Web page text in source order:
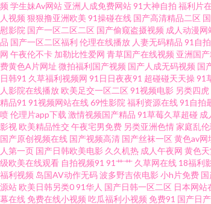
新色色 美国第一福利导航Av 欧美红灯区人妖 人人
堂 韩国三级不卡 久久精品一区 午夜福利国产区
区麻豆视频 99精品综合在线看 综合久色AⅤ日韩精
网 久久精品人妻 欧美日韩激情 久久精品免费领取
福利 成人免费视频网站 东热AV 性爱探花 91美人视
色 亚洲欧洲日本无码 山东省聊城第六中学校徽 日
频 学生妹Av网站 亚洲人成免费网站91大神自拍 福利片
人视频 狠狠撸亚洲欧美 91操碰在线 国产高清精品二区
慰影院 国产一区二区二区 国产偷窥盗摄视频 成人动漫网
品 国产一区二区福利 伦理在线播放 人妻无码精品 91自
网 午夜伦不卡 加勒比性爱网 青草国产在线视频 亚洲国
费黄色A片网址 微拍福利国产视频 国产人成无码视频 国
日韩91 久草福利视频网 91日日夜夜91 超碰碰天天操91
人影院在线播放 欧美足交一区二区 91视频电影 另类四虎
精品91 91视频网站在线69性影院 福利资源在线91自拍
喷伦理片app下载 激情视频国产精品 91草莓久草超碰 成
影视 欧美精品性交 午夜宅男免费 另类亚洲色情家庭乱
国产原创视频在线 国产视频高清 国产丝袜一区 黄色av网
人第一页 国产日韩欧美电影 久久机热 成人午夜网 黄色天
级欧美在线观看 自拍视频91 91艹艹 久草网在线 18福利
福利视频 岛国AV动作无码波多野吉依电影 小h片免费
源站 欧美日韩另类091华人 国产日韩一区二区 日本网站
幕在线 免费在线小视频 吃瓜福利小视频 免费91 国产日